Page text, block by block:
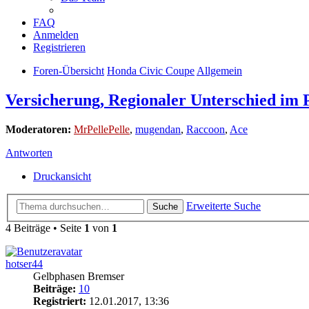
FAQ
Anmelden
Registrieren
Foren-Übersicht Honda Civic CoupeAllgemein
Versicherung, Regionaler Unterschied im
Moderatoren: MrPellePelle, mugendan, Raccoon, Ace
Antworten
Druckansicht
Suche
Erweiterte Suche
4 Beiträge • Seite 1 von 1
hotser44
Gelbphasen Bremser
Beiträge: 10
Registriert: 12.01.2017, 13:36